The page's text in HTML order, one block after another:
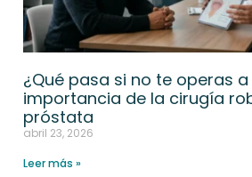
¿Qué pasa si no te operas
importancia de la cirugía
próstata
abril 23, 2026
Leer más »